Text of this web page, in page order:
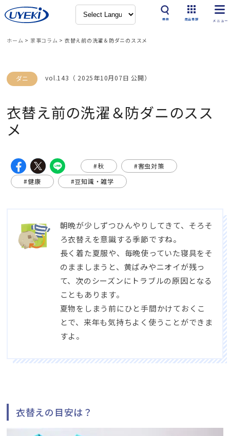
検索 商品情報
ホーム > 家事コラム > 衣替え前の洗濯＆防ダニのススメ
ダニ vol.143（ 2025年10月07日 公開）
衣替え前の洗濯＆防ダニのスス
メ
#秋
#害虫対策
#健康
#豆知識・雑学
朝晩が少しずつひんやりしてきて、そろそ
ろ衣替えを意識する季節ですね。
長く着た夏服や、毎晩使っていた寝具をそ
のまましまうと、黄ばみやニオイが残っ
て、次のシーズンにトラブルの原因となる
こともあります。
夏物をしまう前にひと手間かけておくこ
とで、来年も気持ちよく使うことができま
すよ。
衣替えの目安は？